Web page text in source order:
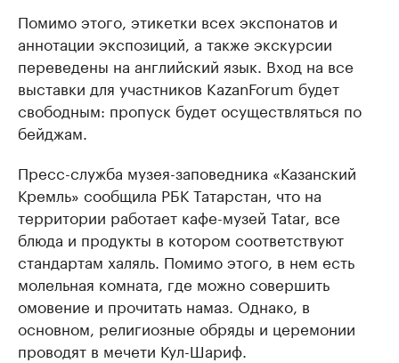
Помимо этого, этикетки всех экспонатов и
аннотации экспозиций, а также экскурсии
переведены на английский язык. Вход на все
выставки для участников KazanForum будет
свободным: пропуск будет осуществляться по
бейджам.
Пресс-служба музея-заповедника «Казанский
Кремль» сообщила РБК Татарстан, что на
территории работает кафе-музей Tatar, все
блюда и продукты в котором соответствуют
стандартам халяль. Помимо этого, в нем есть
молельная комната, где можно совершить
омовение и прочитать намаз. Однако, в
основном, религиозные обряды и церемонии
проводят в мечети Кул-Шариф.